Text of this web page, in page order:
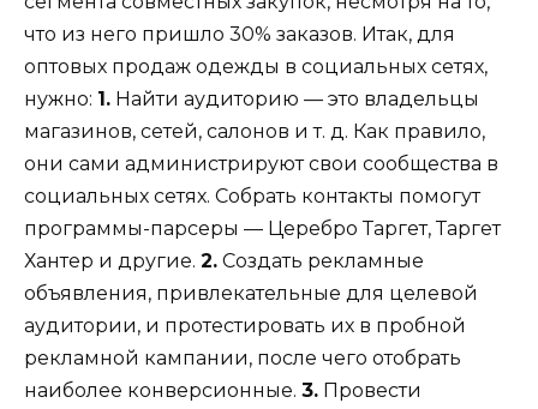
что из него пришло 30% заказов. Итак, для
оптовых продаж одежды в социальных сетях,
нужно: 1. Найти аудиторию — это владельцы
магазинов, сетей, салонов и т. д. Как правило,
они сами администрируют свои сообщества в
социальных сетях. Собрать контакты помогут
программы-парсеры — Церебро Таргет, Таргет
Хантер и другие. 2. Создать рекламные
объявления, привлекательные для целевой
аудитории, и протестировать их в пробной
рекламной кампании, после чего отобрать
наиболее конверсионные. 3. Провести